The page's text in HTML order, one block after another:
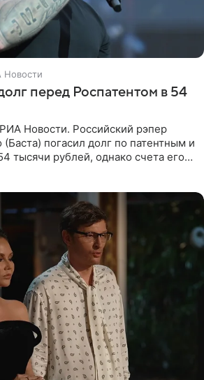
перед Роспатентом в 54
Новости. Российский рэпер
(Баста) погасил долг по патентным и
тысячи рублей, однако счета его